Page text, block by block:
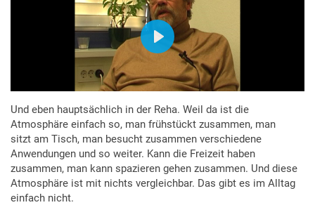
Und eben hauptsächlich in der Reha. Weil da ist die
Atmosphäre einfach so, man frühstückt zusammen, man
sitzt am Tisch, man besucht zusammen verschiedene
Anwendungen und so weiter. Kann die Freizeit haben
zusammen, man kann spazieren gehen zusammen. Und diese
Atmosphäre ist mit nichts vergleichbar. Das gibt es im Alltag
einfach nicht.